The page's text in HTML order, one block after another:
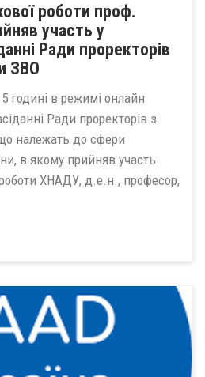
роботи проф.
участь у
Ради проректорів
ЗВО
годині в режимі онлайн
Ради проректорів з
належать до сфери
в якому прийняв участь
ХНАДУ, д.е.н., професор,